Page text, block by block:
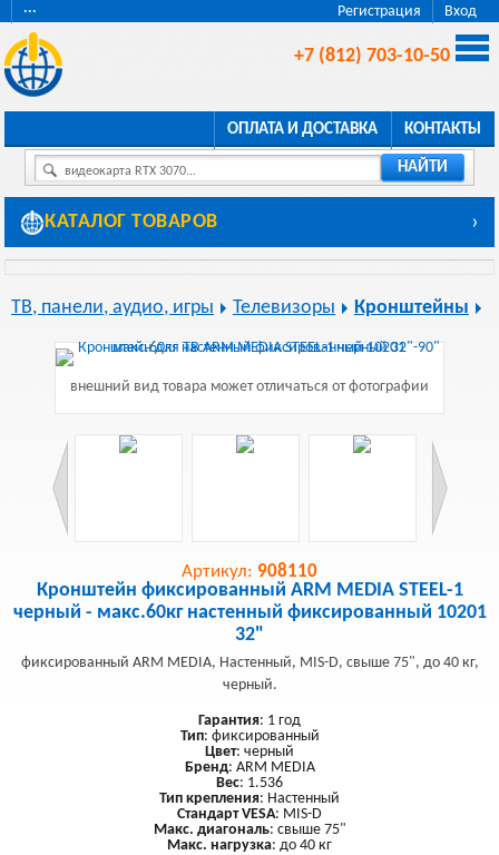
Регистрация Вход
···
+7 (812) 703-10-50
ОПЛАТА И ДОСТАВКА КОНТАКТЫ
видеокарта RTX 3070... НАЙТИ
КАТАЛОГ ТОВАРОВ ›
ТВ, панели, аудио, игры Телевизоры Кронштейны
внешний вид товара может отличаться от фотографии
Артикул: 908110
Кронштейн фиксированный ARM MEDIA STEEL-1
черный - макс.60кг настенный фиксированный 10201
32"
фиксированный ARM MEDIA, Настенный, MIS-D, свыше 75", до 40 кг,
черный.
Гарантия: 1 год
Тип: фиксированный
Цвет: черный
Бренд: ARM MEDIA
Вес: 1.536
Тип крепления: Настенный
Стандарт VESA: MIS-D
Макс. диагональ: свыше 75"
Макс. нагрузка: до 40 кг